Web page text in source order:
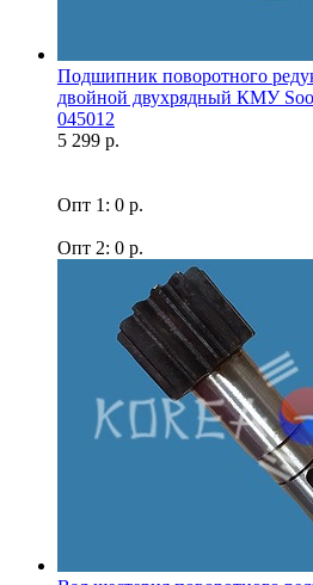
Подшипник поворотного
двойной двухрядный КМУ
045012
5 299 р.
Опт 1: 0 р.
Опт 2: 0 р.